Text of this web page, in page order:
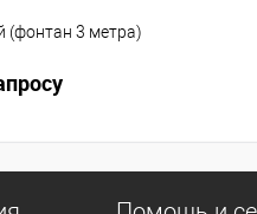
(фонтан 3 метра)